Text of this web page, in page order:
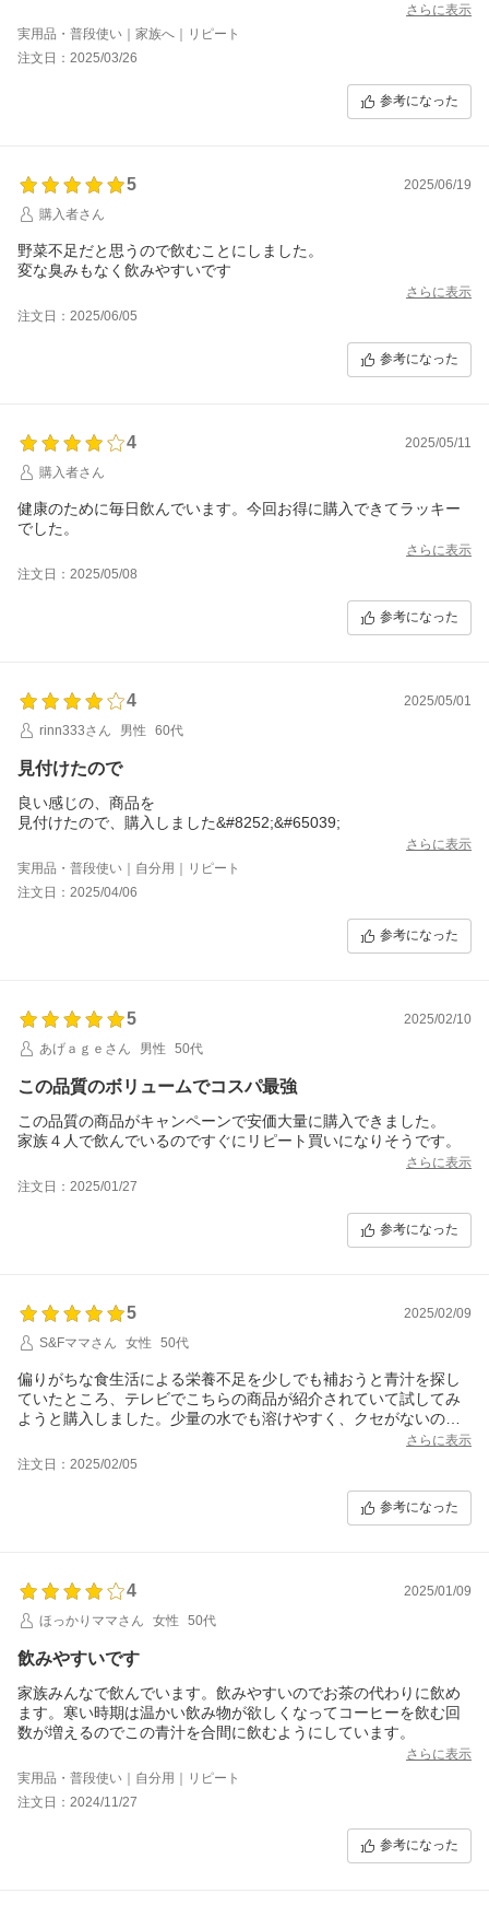
さらに表示
実用品・普段使い｜家族へ｜リピート
注文日：2025/03/26
参考になった
5
2025/06/19
購入者さん
野菜不足だと思うので飲むことにしました。
変な臭みもなく飲みやすいです
さらに表示
注文日：2025/06/05
参考になった
4
2025/05/11
購入者さん
健康のために毎日飲んでいます。今回お得に購入できてラッキー
でした。
さらに表示
注文日：2025/05/08
参考になった
4
2025/05/01
rinn333さん
男性 60代
見付けたので
良い感じの、商品を
見付けたので、購入しました&#8252;&#65039;
さらに表示
実用品・普段使い｜自分用｜リピート
注文日：2025/04/06
参考になった
5
2025/02/10
あげａｇｅさん
男性 50代
この品質のボリュームでコスパ最強
この品質の商品がキャンペーンで安価大量に購入できました。
家族４人で飲んでいるのですぐにリピート買いになりそうです。
さらに表示
注文日：2025/01/27
参考になった
5
2025/02/09
S&Fママさん
女性 50代
偏りがちな食生活による栄養不足を少しでも補おうと青汁を探し
ていたところ、テレビでこちらの商品が紹介されていて試してみ
ようと購入しました。少量の水でも溶けやすく、クセがないので
飲みやすいです。何よりも、すべての食材が【国産】というとこ
ろが一番！青汁初心者ですが、安心して毎日続けられそうです。
さらに表示
注文日：2025/02/05
参考になった
4
2025/01/09
ほっかりママさん
女性 50代
飲みやすいです
家族みんなで飲んでいます。飲みやすいのでお茶の代わりに飲め
ます。寒い時期は温かい飲み物が欲しくなってコーヒーを飲む回
数が増えるのでこの青汁を合間に飲むようにしています。
さらに表示
実用品・普段使い｜自分用｜リピート
注文日：2024/11/27
参考になった